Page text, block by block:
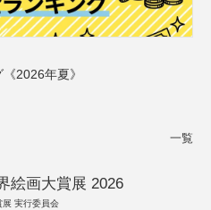
2026年夏》
一覧
絵画大賞展 2026
展 実行委員会